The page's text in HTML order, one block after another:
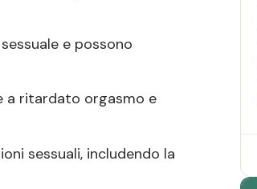
e possono
a ritardato orgasmo e
sessuali, includendo la